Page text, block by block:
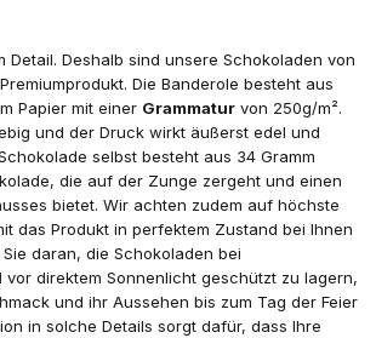
Detail. Deshalb sind unsere Schokoladen von
Die Banderole besteht aus
Papier mit einer Grammatur von 250g/m².
und der Druck wirkt äußerst edel und
selbst besteht aus 34 Gramm
die auf der Zunge zergeht und einen
bietet. Wir achten zudem auf höchste
das Produkt in perfektem Zustand bei Ihnen
daran, die Schokoladen bei
vor direktem Sonnenlicht geschützt zu lagern,
und ihr Aussehen bis zum Tag der Feier
in solche Details sorgt dafür, dass Ihre